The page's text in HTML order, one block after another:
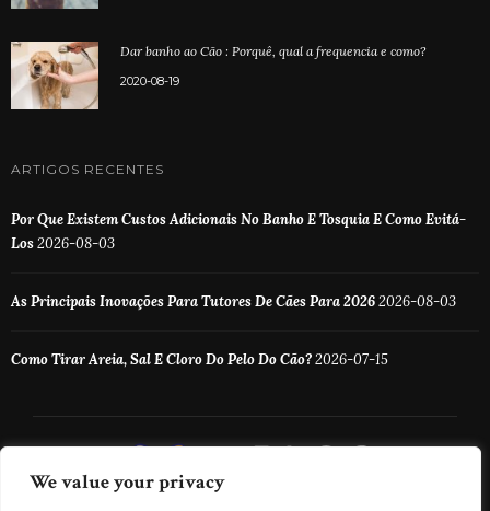
We value your privacy
Dar banho ao Cão : Porquê, qual a frequencia e como?
2020-08-19
ARTIGOS RECENTES
Por Que Existem Custos Adicionais No Banho E Tosquia E Como Evitá-
Los2026-08-03
As Principais Inovações Para Tutores De Cães Para 20262026-08-03
Como Tirar Areia, Sal E Cloro Do Pelo Do Cão?2026-07-15